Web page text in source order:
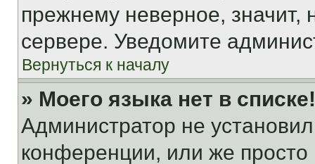
прежнему неверное, значит,
сервере. Уведомите
Вернуться к началу
» Моего языка нет в списке!
Администратор не
конференции, или же